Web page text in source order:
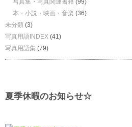
写真集・写真関連書籍 (99)
本・小説・映画・音楽 (36)
未分類 (3)
写真用語INDEX (41)
写真用語集 (79)
夏季休暇のお知らせ☆